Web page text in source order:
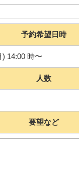
予約希望日時
) 14:00 時〜
人数
要望など